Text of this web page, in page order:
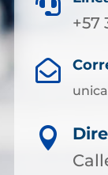
+57

